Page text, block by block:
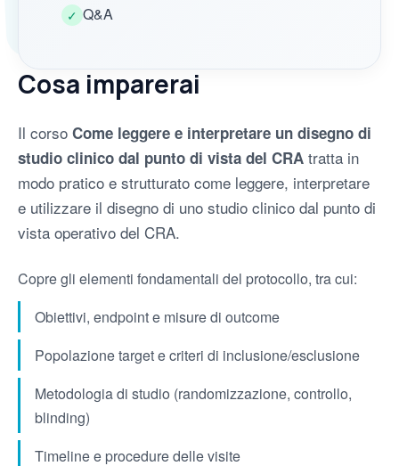
✓ Q&A
Cosa imparerai
Il corso Come leggere e interpretare un disegno di
studio clinico dal punto di vista del CRA tratta in
modo pratico e strutturato come leggere, interpretare
e utilizzare il disegno di uno studio clinico dal punto di
vista operativo del CRA.
Copre gli elementi fondamentali del protocollo, tra cui:
Obiettivi, endpoint e misure di outcome
Popolazione target e criteri di inclusione/esclusione
Metodologia di studio (randomizzazione, controllo,
blinding)
Timeline e procedure delle visite